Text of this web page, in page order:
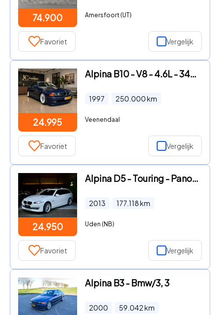
74.900 Amersfoort (UT)
Favoriet Vergelijk
24.995
Alpina B10 - V8 - 4.6L - 347 PK - BMW E39 - Collectors Item
1997 250.000km
Veenendaal
Favoriet Vergelijk
24.950
Alpina D5 - Touring - Panoramadak - Comfortstoelen - Achteruitrijcamera
2013 177.118km
Uden (NB)
Favoriet Vergelijk
Alpina B3 - Bmw/3, 3
2000 59.042km